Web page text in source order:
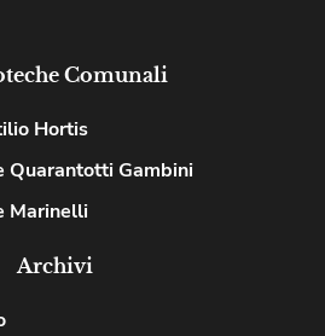
Comunali
Hortis
Quarantotti Gambini
Marinelli
Archivi